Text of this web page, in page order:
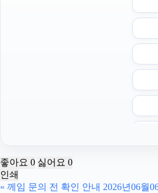
좋아요 0 싫어요 0
인쇄
« 께임 문의 전 확인 안내 2026년06월